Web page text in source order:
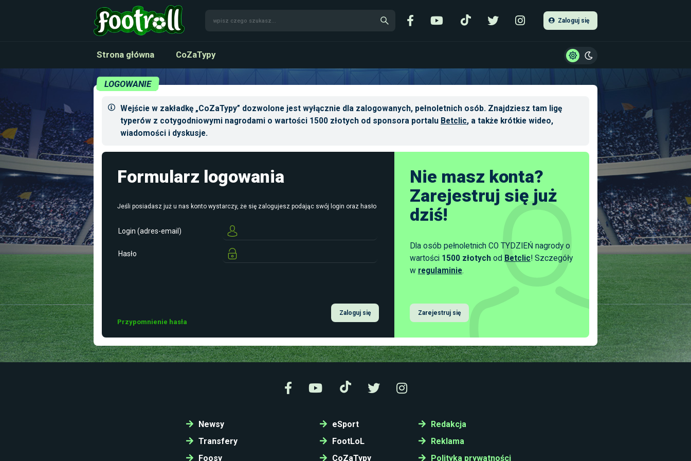
Zaloguj się
Strona główna CoZaTypy
LOGOWANIE
Wejście w zakładkę „CoZaTypy” dozwolone jest wyłącznie dla zalogowanych, pełnoletnich osób. Znajdziesz tam ligę
typerów z cotygodniowymi nagrodami o wartości 1500 złotych od sponsora portalu Betclic, a także krótkie wideo,
wiadomości i dyskusje.
Formularz logowania
Jeśli posiadasz już u nas konto wystarczy, że się zalogujesz podając swój login oraz hasło
Login (adres-email)
Hasło
Przypomnienie hasła
Zaloguj się
Nie masz konta?
Zarejestruj się już
dziś!
Dla osób pełnoletnich CO TYDZIEŃ nagrody o
wartości 1500 złotychod Betclic! Szczegóły
w regulaminie.
Zarejestruj się
Newsy
Transfery
Foosy
eSport
FootLoL
CoZaTypy
Redakcja
Reklama
Polityka prywatności